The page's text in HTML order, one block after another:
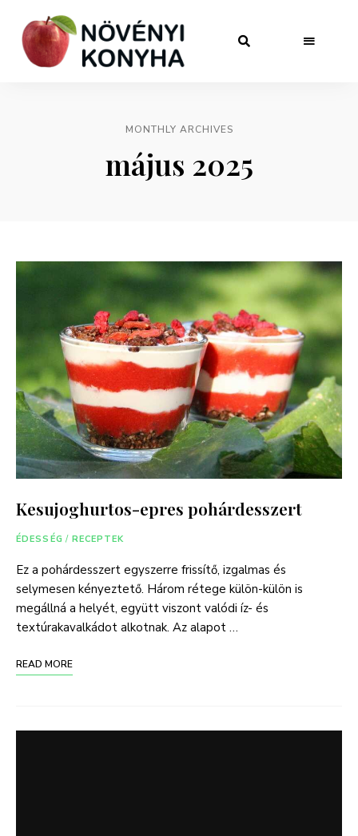
MONTHLY ARCHIVES
május 2025
Kesujoghurtos-epres pohárdesszert
ÉDESSÉG / RECEPTEK
Ez a pohárdesszert egyszerre frissítő, izgalmas és
selymesen kényeztető. Három rétege külön-külön is
megállná a helyét, együtt viszont valódi íz- és
textúrakavalkádot alkotnak. Az alapot …
READ MORE